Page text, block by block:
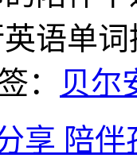
语单
：
贝尔
享 陪伴